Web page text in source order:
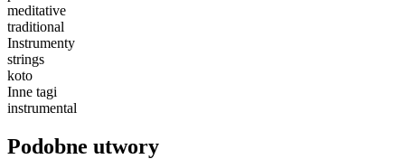
meditative
traditional
Instrumenty
strings
koto
Inne tagi
instrumental
Podobne utwory